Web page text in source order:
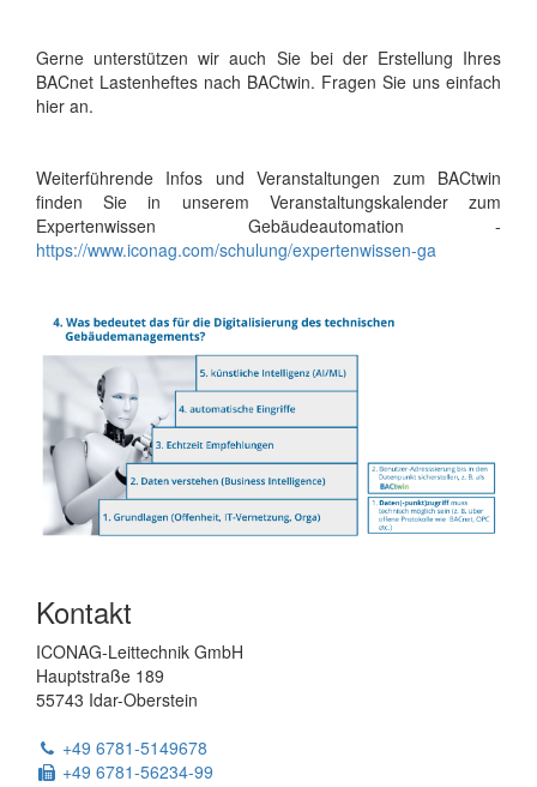
Gerne unterstützen wir auch Sie bei der Erstellung Ihres
BACnet Lastenheftes nach BACtwin. Fragen Sie uns einfach
hier an.
Weiterführende Infos und Veranstaltungen zum BACtwin
finden Sie in unserem Veranstaltungskalender zum
Expertenwissen Gebäudeautomation -
https://www.iconag.com/schulung/expertenwissen-ga
by
ModuleStudio
1.3.2
Kontakt
ICONAG-Leittechnik GmbH
Hauptstraße 189
55743 Idar-Oberstein
Tel: +49 6781-5149678
Fax:+49 6781-56234-99